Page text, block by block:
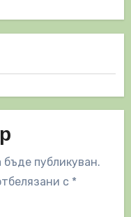
публикуван.
с *